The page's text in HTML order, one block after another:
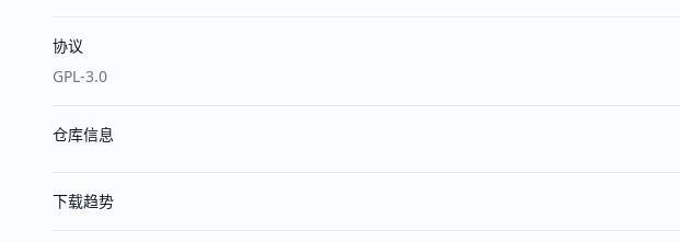
协议
GPL-3.0
仓库信息
下载趋势